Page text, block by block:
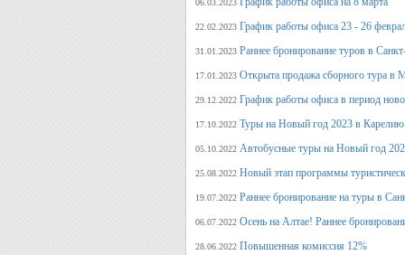
06.03.2023
22.02.2023 График работы офиса 23 - 26
31.01.2023 Раннее бронирование туров в
17.01.2023 Открыта продажа сборного тура в
29.12.2022 График работы офиса в период
17.10.2022 Туры на Новый год 2023 в Карелию
05.10.2022 Автобусные туры на Новый год
25.08.2022 Новый этап программы
19.07.2022 Раннее бронирование на туры в
06.07.2022 Осень на Алтае! Раннее
28.06.2022 Повышенная комиссия 12%